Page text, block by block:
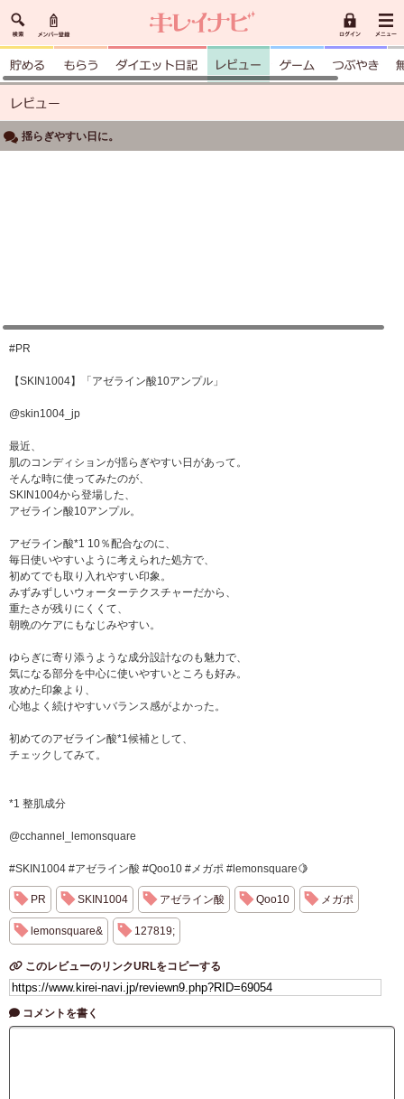
揺らぎやすい日に。
#PR
【SKIN1004】「アゼライン酸10アンプル」
@skin1004_jp
最近、
肌のコンディションが揺らぎやすい日があって。
そんな時に使ってみたのが、
SKIN1004から登場した、
アゼライン酸10アンプル。
アゼライン酸*1 10％配合なのに、
毎日使いやすいように考えられた処方で、
初めてでも取り入れやすい印象。
みずみずしいウォーターテクスチャーだから、
重たさが残りにくくて、
朝晩のケアにもなじみやすい。
ゆらぎに寄り添うような成分設計なのも魅力で、
気になる部分を中心に使いやすいところも好み。
攻めた印象より、
心地よく続けやすいバランス感がよかった。
初めてのアゼライン酸*1候補として、
チェックしてみて。
*1 整肌成分
@cchannel_lemonsquare
#SKIN1004 #アゼライン酸 #Qoo10 #メガポ #lemonsquare🍋
PR SKIN1004 アゼライン酸 Qoo10 メガポ
lemonsquare& 127819;
このレビューのリンクURLをコピーする
コメントを書く